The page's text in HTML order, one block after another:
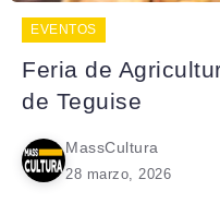
EVENTOS
Feria de
de Teguise
MassCultura
28 marzo, 2026